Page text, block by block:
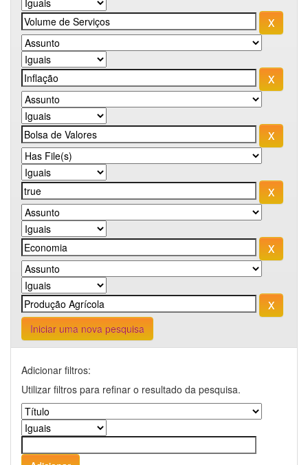
Iniciar uma nova pesquisa
Adicionar filtros:
Utilizar filtros para refinar o resultado da pesquisa.